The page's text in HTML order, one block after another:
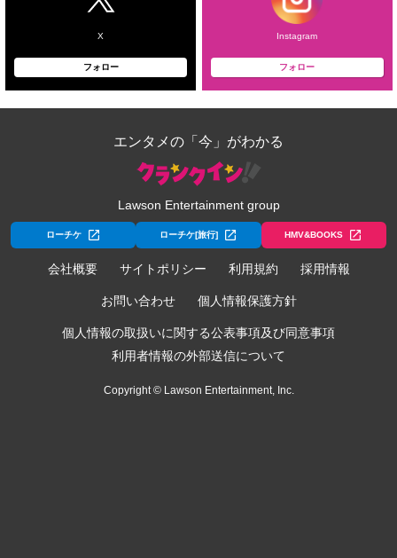
X
フォロー
Instagram
フォロー
エンタメの「今」がわかる
Lawson Entertainment group
ローチケ ローチケ[旅行] HMV&BOOKS
会社概要 サイトポリシー 利用規約 採用情報
お問い合わせ 個人情報保護方針
個人情報の取扱いに関する公表事項及び同意事項
利用者情報の外部送信について
Copyright © Lawson Entertainment, Inc.